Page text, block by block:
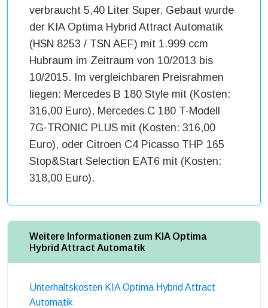
verbraucht 5,40 Liter Super. Gebaut wurde
der KIA Optima Hybrid Attract Automatik
(HSN 8253 / TSN AEF) mit 1.999 ccm
Hubraum im Zeitraum von 10/2013 bis
10/2015. Im vergleichbaren Preisrahmen
liegen: Mercedes B 180 Style mit (Kosten:
316,00 Euro), Mercedes C 180 T-Modell
7G-TRONIC PLUS mit (Kosten: 316,00
Euro), oder Citroen C4 Picasso THP 165
Stop&Start Selection EAT6 mit (Kosten:
318,00 Euro).
Weitere Informationen zum KIA Optima
Hybrid Attract Automatik
Unterhaltskosten KIA Optima Hybrid Attract
Automatik